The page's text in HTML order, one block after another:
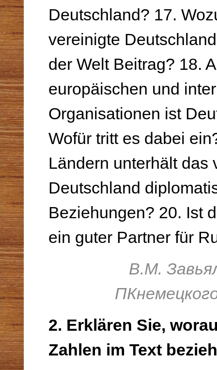
Deutschland? 17.
vereinigte
der Welt Beitrag? 18.
europäischen und
Organisationen ist
Wofür tritt es dabei
Ländern unterhält das
Deutschland
Beziehungen? 20. Ist
ein guter Partner für
В.М.
ПК
2. Erklären Sie,
Zahlen im Text